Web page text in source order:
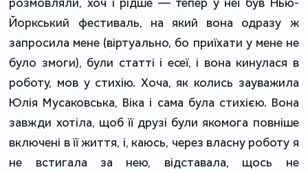
Йоркський фестиваль, на який вона одразу ж
запросила мене (віртуально, бо приїхати у мене не
було змоги), були статті і есеї, і вона кинулася в
роботу, мов у стихію. Хоча, як колись зауважила
Юлія Мусаковська, Віка і сама була стихією. Вона
завжди хотіла, щоб її друзі були якомога повніше
включені в її життя, і, каюсь, через власну роботу я
не встигала за нею, відставала, щось не